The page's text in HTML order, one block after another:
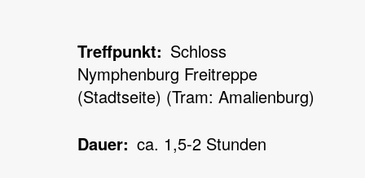
Treffpunkt
Schloss
Nymphenburg Freitreppe
(Stadtseite) (Tram: Amalienburg)
Dauer ca. 1,5-2 Stunden